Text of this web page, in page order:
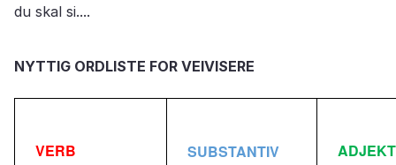
du skal si....
NYTTIG ORDLISTE FOR VEIVISERE
VERB SUBSTANTIV